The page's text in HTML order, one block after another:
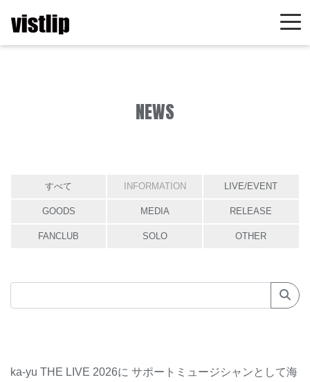
NEWS
すべて INFORMATION LIVE/EVENT
GOODS MEDIA RELEASE
FANCLUB SOLO OTHER
ka-yu THE LIVE 2026に サポートミュージシャンとして海